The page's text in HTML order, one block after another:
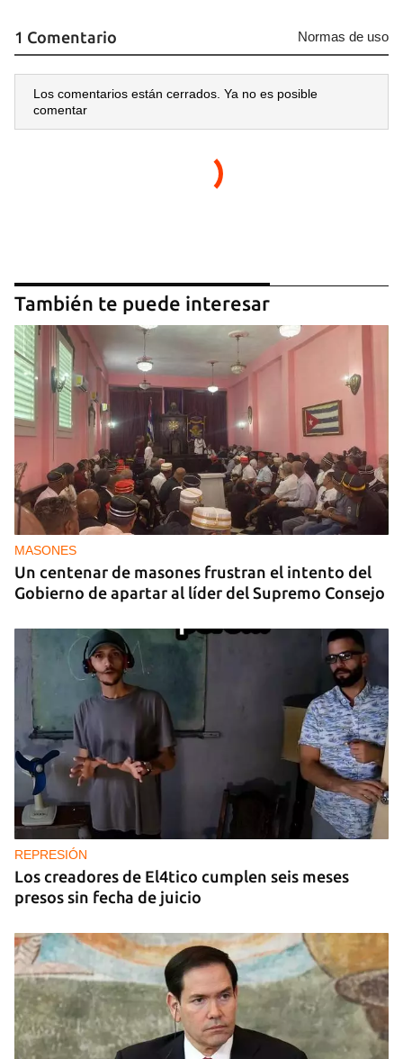
1 Comentario Normas de uso
Los comentarios están cerrados. Ya no es posible
comentar
También te puede interesar
MASONES
Un centenar de masones frustran el intento del
Gobierno de apartar al líder del Supremo Consejo
REPRESIÓN
Los creadores de El4tico cumplen seis meses
presos sin fecha de juicio